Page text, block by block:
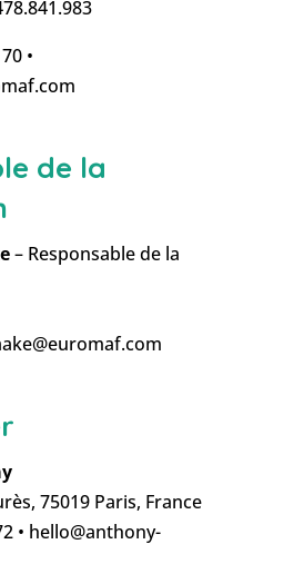
•
de la
– Responsable de la
75019 Paris, France
• hello@anthony-